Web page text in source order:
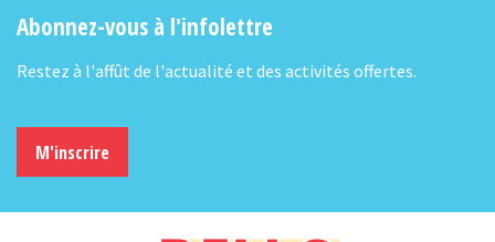
Abonnez-vous à l'infolettre
Restez à l'affût de l'actualité et des activités offertes.
M'inscrire